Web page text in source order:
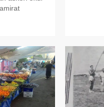
çıktı.
duman
müdahale